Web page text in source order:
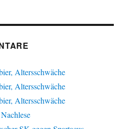
Altersschwäche
Altersschwäche
Altersschwäche